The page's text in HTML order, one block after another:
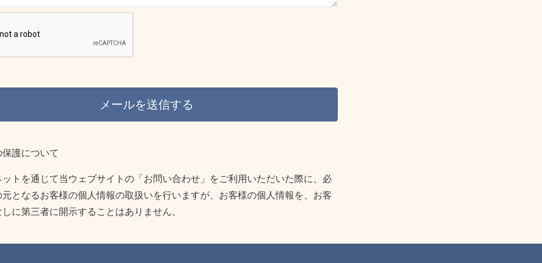
護について
ットを通じて当ウェブサイトの「お問い合わせ」をご利用いただいた際に、必
となるお客様の個人情報の取扱いを行いますが、お客様の個人情報を、お客
に第三者に開示することはありません。